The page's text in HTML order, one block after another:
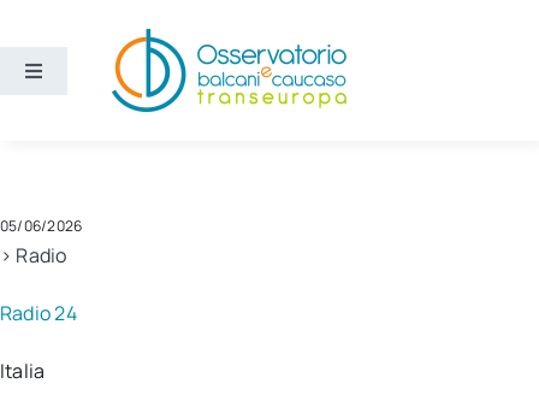
contenuto
Toggle
Temi
Sezioni
05/06/2026
> Radio
Radio 24
Italia